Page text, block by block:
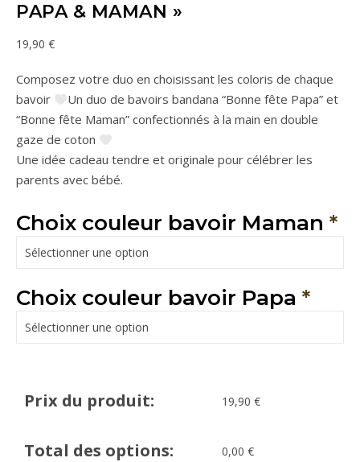
PAPA & MAMAN »
19,90 €
Composez votre duo en choisissant les coloris de chaque
bavoir
Un duo de bavoirs bandana “Bonne fête Papa” et
“Bonne fête Maman” confectionnés à la main en double
gaze de coton
Une idée cadeau tendre et originale pour célébrer les
parents avec bébé.
Choix couleur bavoir Maman *
Choix couleur bavoir Papa *
Prix du produit: 19,90 €
Total des options: 0,00 €